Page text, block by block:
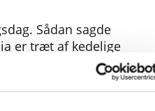
Sådan sagde
er træt af kedelige
og koteletter i fad.
heldigvis en ganske
der kan hjælpe